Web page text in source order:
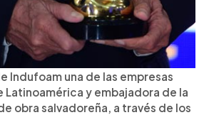
Indufoam una de las empresas
y embajadora de la
obra salvadoreña, a través de los